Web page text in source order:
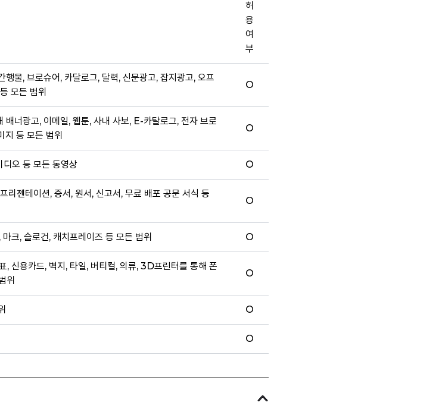
허
용
여
부
행물, 브로슈어, 카달로그, 달력, 신문광고, 잡지광고, 오프
모든 범위
O
배너광고, 이메일, 웹툰, 사내 사보, E-카탈로그, 전자 브로
지 등 모든 범위
O
오 등 모든 동영상 O
리젠테이션, 증서, 원서, 신고서, 무료 배포 공문 서식 등
O
크, 슬로건, 캐치프레이즈 등 모든 범위 O
, 신용카드, 벽지, 타일, 버티컬, 의류, 3D프린터를 통해 폰
위
O
O
O